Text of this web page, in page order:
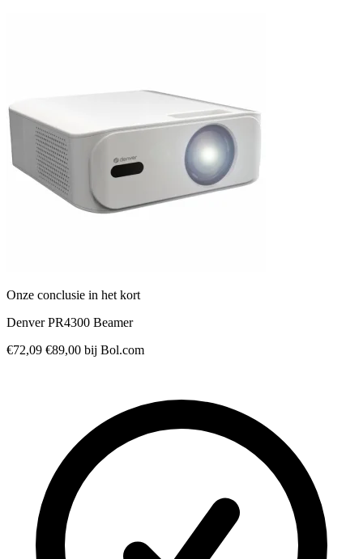
Onze conclusie in het kort
Denver PR4300 Beamer
€72,09 €89,00 bij Bol.com